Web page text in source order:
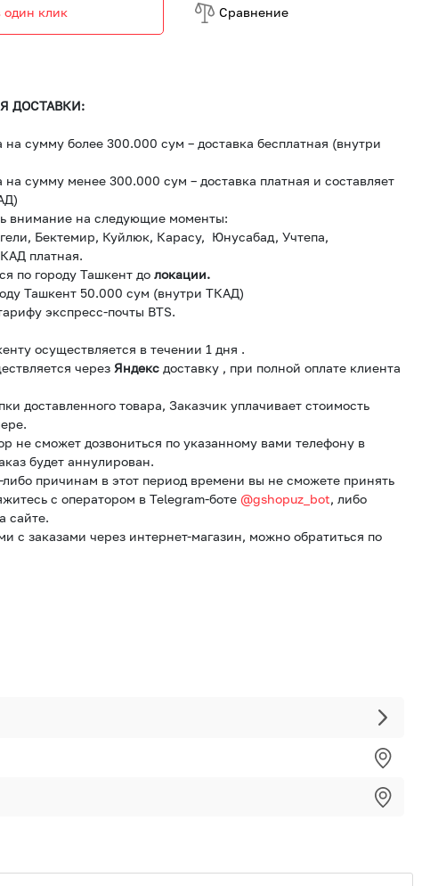
один клик Cравнение
ДОСТАВКИ:
сумму более 300.000 сум – доставка бесплатная (внутри
сумму менее 300.000 сум – доставка платная и составляет
внимание на следующие моменты:
Бектемир, Куйлюк, Карасу, Юнусабад, Учтепа,
платная.
по городу Ташкент до локации.
Ташкент 50.000 сум (внутри ТКАД)
экспресс-почты BTS.
осуществляется в течении 1 дня .
через Яндекс доставку , при полной оплате клиента
доставленного товара, Заказчик уплачивает стоимость
не сможет дозвониться по указанному вами телефону в
будет аннулирован.
причинам в этот период времени вы не сможете принять
с оператором в Telegram-боте @gshopuz_bot, либо
сайте.
с заказами через интернет-магазин, можно обратиться по